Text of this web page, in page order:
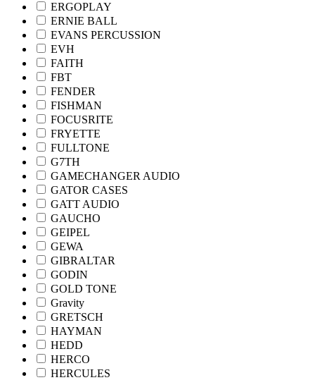
ERGOPLAY
ERNIE BALL
EVANS PERCUSSION
EVH
FAITH
FBT
FENDER
FISHMAN
FOCUSRITE
FRYETTE
FULLTONE
G7TH
GAMECHANGER AUDIO
GATOR CASES
GATT AUDIO
GAUCHO
GEIPEL
GEWA
GIBRALTAR
GODIN
GOLD TONE
Gravity
GRETSCH
HAYMAN
HEDD
HERCO
HERCULES